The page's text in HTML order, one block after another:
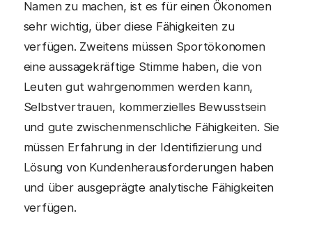
Namen zu machen, ist es für einen Ökonomen
sehr wichtig, über diese Fähigkeiten zu
verfügen. Zweitens müssen Sportökonomen
eine aussagekräftige Stimme haben, die von
Leuten gut wahrgenommen werden kann,
Selbstvertrauen, kommerzielles Bewusstsein
und gute zwischenmenschliche Fähigkeiten. Sie
müssen Erfahrung in der Identifizierung und
Lösung von Kundenherausforderungen haben
und über ausgeprägte analytische Fähigkeiten
verfügen.